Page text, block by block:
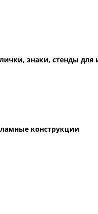
знаки, стенды
конструкции